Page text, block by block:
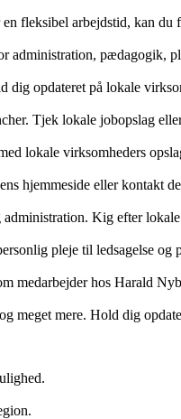
fleksibel arbejdstid, kan
administration, pædagogik,
opdateret på lokale
Tjek lokale jobopslag
lokale virksomheders
hjemmeside eller kontakt
Kig efter
pleje til ledsagelse
medarbejder hos Harald
meget mere. Hold dig